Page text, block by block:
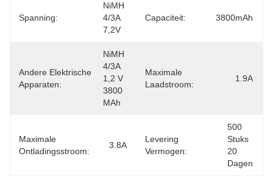
Spanning:
NiMH
4/3A
7,2V
Capaciteit: 3800mAh
Andere Elektrische
Apparaten:
NiMH
4/3A
1,2 V
3800
MAh
Maximale
Laadstroom:
1.9A
Maximale
Ontladingsstroom:
3.8A
Levering
Vermogen:
500
Stuks
20
Dagen